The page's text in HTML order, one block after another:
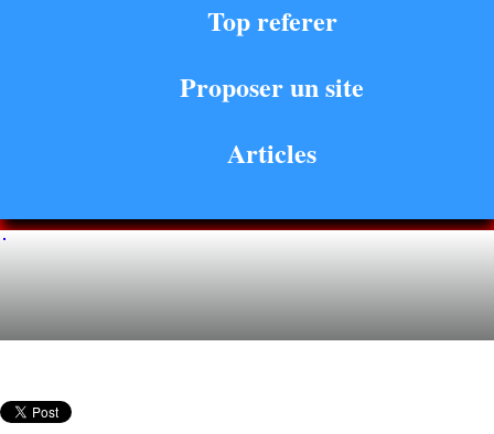
Top referer
Proposer un site
Articles